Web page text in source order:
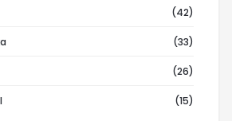
(42)
(33)
(26)
(15)